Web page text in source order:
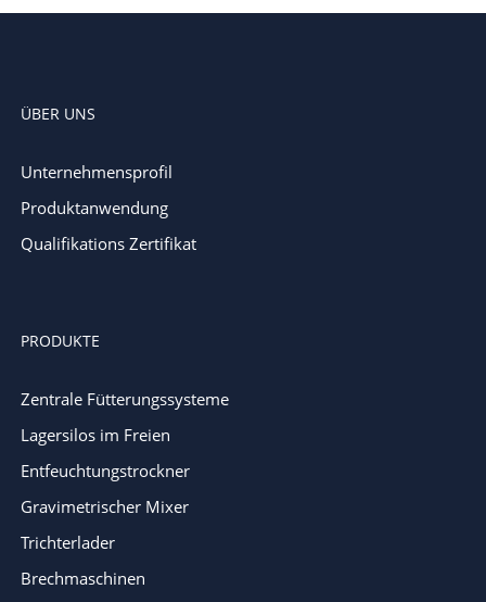
ÜBER UNS
Unternehmensprofil
Produktanwendung
Qualifikations Zertifikat
PRODUKTE
Zentrale Fütterungssysteme
Lagersilos im Freien
Entfeuchtungstrockner
Gravimetrischer Mixer
Trichterlader
Brechmaschinen